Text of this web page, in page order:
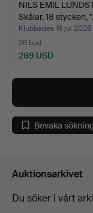
NILS EMIL
Skålar, 18 stycken,
Klubbades 16 jul 2026
26 bud
289 USD
Bevaka
Auktionsarkivet
Du söker i vårt